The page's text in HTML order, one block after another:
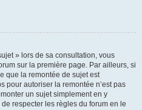
» lors de sa consultation, vous
sur la première page. Par ailleurs, si
que la remontée de sujet est
pour autoriser la remontée n’est pas
un sujet simplement en y
respecter les règles du forum en le